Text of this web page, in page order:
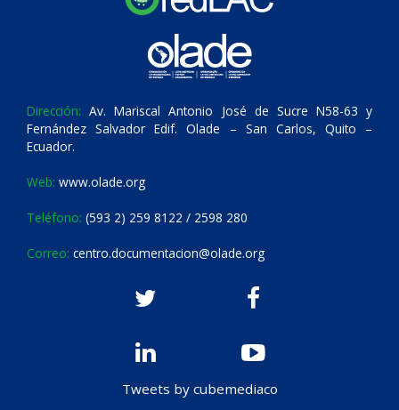
Dirección: Av. Mariscal Antonio José de Sucre N58-63 y
Fernández Salvador Edif. Olade – San Carlos, Quito –
Ecuador.
Web: www.olade.org
Teléfono: (593 2) 259 8122 / 2598 280
Correo: centro.documentacion@olade.org
Tweets by cubemediaco